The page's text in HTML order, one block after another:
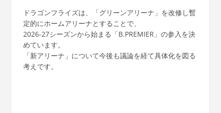
ドラゴンフライズは、「グリーンアリーナ」を改修し暫
定的にホームアリーナとすることで、
2026-27シーズンから始まる「B.PREMIER」の参入を決
めています。
「新アリーナ」について今後も議論を経て具体化を図る
考えです。